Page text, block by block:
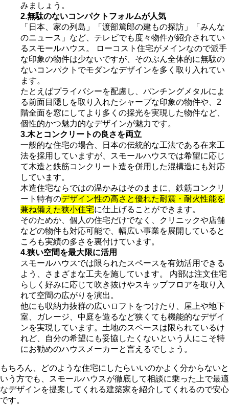
みましょう。
2.無駄のないコンパクトフォルムが人気
「日本、家の列島」「渡部篤郎の建もの探訪」「みんな
のニュース」など、テレビでも度々物件が紹介されてい
るスモールハウス。 ローコスト住宅がメインなので派手
な印象の物件は少ないですが、そのぶん全体的に無駄の
ないコンパクトでモダンなデザインを多く取り入れてい
ます。
たとえばプライバシーを配慮し、パンチングメタルによ
る前面目隠しを取り入れたシャープな印象の物件や、2
階全面を窓にしてより多くの採光を実現した物件など、
個性的かつ魅力的なデザインが魅力です。
3.木とコンクリートの良さを両立
一般的な住宅の場合、日本の伝統的な工法である在来工
法を採用していますが、スモールハウスでは希望に応じ
て木造と鉄筋コンクリート造を併用した混構造にも対応
しています。
木造住宅ならではの温かみはそのままに、鉄筋コンクリ
ート特有のデザイン性の高さと優れた耐震・耐火性能を
兼ね備えた狭小住宅に仕上げることができます。
そのためか、個人の住宅だけでなく、クリニックや店舗
などの物件も対応可能で、幅広い事業を展開していると
ころも実績の多さを裏付けています。
4.狭い空間を最大限に活用
スモールハウスでは限られたスペースを有効活用できる
よう、さまざまな工夫を施しています。 内部は注文住宅
らしく好みに応じて吹き抜けやスキップフロアを取り入
れて空間の広がりを演出。
他にも収納力抜群の広いロフトをつけたり、屋上や地下
室、ガレージ、中庭を造るなど狭くても機能的なデザイ
ンを実現しています。土地のスペースは限られているけ
れど、自分の希望にも妥協したくないという人にこそ特
にお勧めのハウスメーカーと言えるでしょう。
もちろん、どのような住宅にしたらいいのかよく分からないと
いう方でも、スモールハウスが徹底して相談に乗った上で最適
なデザインを提案してくれる建築家を紹介してくれるので安心
です。